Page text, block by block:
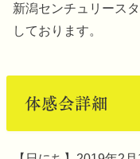
新潟センチュリース
しております。
体感会詳細